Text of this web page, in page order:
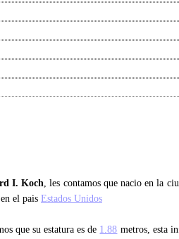
I. Koch, les contamos que nacio en la
el pais Estados Unidos
que su estatura es de 1.88 metros, esta